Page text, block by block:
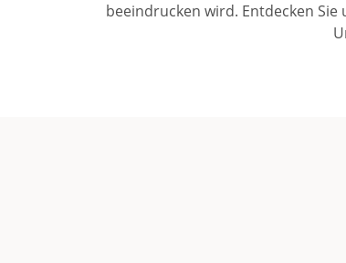
beeindrucken wird. Entdecken